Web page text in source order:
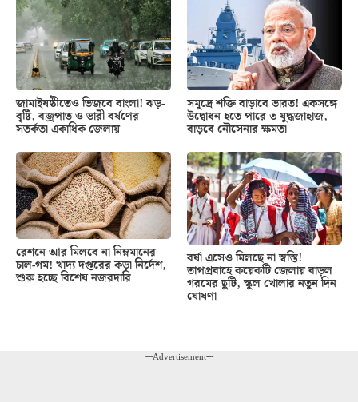
জামাইষষ্ঠীতেও ভিজবে বাংলা! ঝড়-
বৃষ্টি, বজ্রপাত ও ভারী বর্ষণের
সতর্কতা একাধিক জেলায়
সমুদ্রে শক্তি বাড়াবে ভারত! একসঙ্গে
উদ্বোধন হতে পারে ৩ যুদ্ধজাহাজ,
বাড়বে নৌসেনার ক্ষমতা
রেশনে আর মিলবে না নিম্নমানের
চাল-গম! খাদ্য দপ্তরের কড়া নির্দেশ,
শুরু হচ্ছে বিশেষ নজরদারি
বর্ষা এসেও মিলছে না স্বস্তি!
তাপপ্রবাহে কয়েকটি জেলায় বাড়ল
গরমের ছুটি, স্কুল খোলার নতুন দিন
ঘোষণা
---Advertisement---